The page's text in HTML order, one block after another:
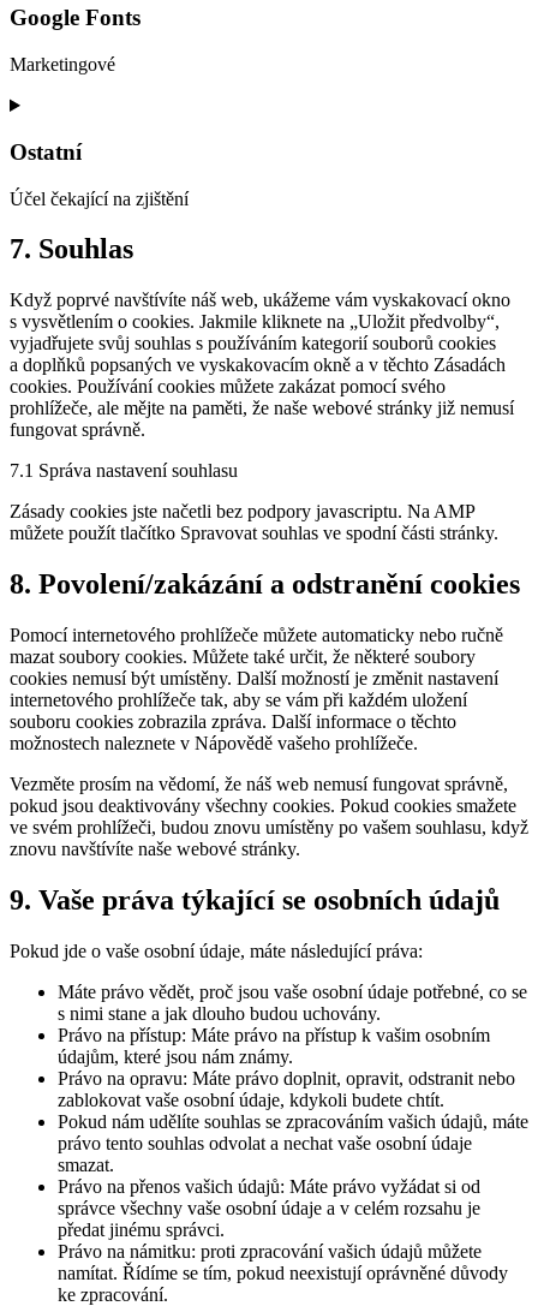
service
complianz
Google Fonts
Marketingové
Consent
service
fonts
Ostatní
Účel čekající na zjištění
Consent
to
ostatní
7. Souhlas
Když poprvé navštívíte náš web, ukážeme vám vyskakovací okno
s vysvětlením o cookies. Jakmile kliknete na „Uložit předvolby“,
vyjadřujete svůj souhlas s používáním kategorií souborů cookies
a doplňků popsaných ve vyskakovacím okně a v těchto Zásadách
cookies. Používání cookies můžete zakázat pomocí svého
prohlížeče, ale mějte na paměti, že naše webové stránky již nemusí
fungovat správně.
7.1 Správa nastavení souhlasu
Zásady cookies jste načetli bez podpory javascriptu. Na AMP
můžete použít tlačítko Spravovat souhlas ve spodní části stránky.
8. Povolení/zakázání a odstranění cookies
Pomocí internetového prohlížeče můžete automaticky nebo ručně
mazat soubory cookies. Můžete také určit, že některé soubory
cookies nemusí být umístěny. Další možností je změnit nastavení
internetového prohlížeče tak, aby se vám při každém uložení
souboru cookies zobrazila zpráva. Další informace o těchto
možnostech naleznete v Nápovědě vašeho prohlížeče.
Vezměte prosím na vědomí, že náš web nemusí fungovat správně,
pokud jsou deaktivovány všechny cookies. Pokud cookies smažete
ve svém prohlížeči, budou znovu umístěny po vašem souhlasu, když
znovu navštívíte naše webové stránky.
9. Vaše práva týkající se osobních údajů
Pokud jde o vaše osobní údaje, máte následující práva:
Máte právo vědět, proč jsou vaše osobní údaje potřebné, co se
s nimi stane a jak dlouho budou uchovány.
Právo na přístup: Máte právo na přístup k vašim osobním
údajům, které jsou nám známy.
Právo na opravu: Máte právo doplnit, opravit, odstranit nebo
zablokovat vaše osobní údaje, kdykoli budete chtít.
Pokud nám udělíte souhlas se zpracováním vašich údajů, máte
právo tento souhlas odvolat a nechat vaše osobní údaje
smazat.
Právo na přenos vašich údajů: Máte právo vyžádat si od
správce všechny vaše osobní údaje a v celém rozsahu je
předat jinému správci.
Právo na námitku: proti zpracování vašich údajů můžete
namítat. Řídíme se tím, pokud neexistují oprávněné důvody
ke zpracování.